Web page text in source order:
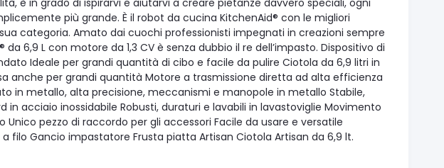
è in grado di ispirarvi e aiutarvi a creare pietanze davvero speciali, ogni
più grande. È il robot da cucina KitchenAid® con le migliori
categoria. Amato dai cuochi professionisti impegnati in creazioni sempre
6,9 L con motore da 1,3 CV è senza dubbio il re dell’impasto. Dispositivo di
Ideale per grandi quantità di cibo e facile da pulire Ciotola da 6,9 litri in
anche per grandi quantità Motore a trasmissione diretta ad alta efficienza
in metallo, alta precisione, meccanismi e manopole in metallo Stabile,
in acciaio inossidabile Robusti, duraturi e lavabili in lavastoviglie Movimento
pezzo di raccordo per gli accessori Facile da usare e versatile
a filo Gancio impastatore Frusta piatta Artisan Ciotola Artisan da 6,9 lt.